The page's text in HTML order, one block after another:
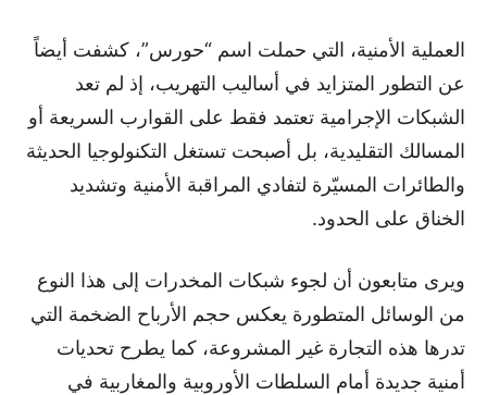
العملية الأمنية، التي حملت اسم “حورس”، كشفت أيضاً
عن التطور المتزايد في أساليب التهريب، إذ لم تعد
الشبكات الإجرامية تعتمد فقط على القوارب السريعة أو
المسالك التقليدية، بل أصبحت تستغل التكنولوجيا الحديثة
والطائرات المسيّرة لتفادي المراقبة الأمنية وتشديد
الخناق على الحدود.
ويرى متابعون أن لجوء شبكات المخدرات إلى هذا النوع
من الوسائل المتطورة يعكس حجم الأرباح الضخمة التي
تدرها هذه التجارة غير المشروعة، كما يطرح تحديات
أمنية جديدة أمام السلطات الأوروبية والمغاربية في